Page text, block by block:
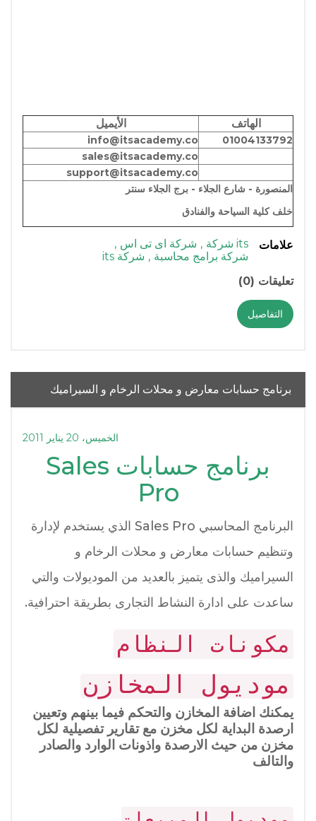
الهاتف الأيميل
01004133792
info@itsacademy.co
sales@itsacademy.co
support@itsacademy.co
المنصورة - شارع الجلاء - برج الجلاء سنتر
خلف كلية السياحة والفنادق
علامات its شركة , شركة اى تى اس ,
شركة برامج محاسبة , شركة its
تعليقات (0)
التفاصيل
برنامج حسابات معارض و محلات الرخام و السيراميك
الخميس، 20 يناير 2011
برنامج حسابات Sales
Pro
البرنامج المحاسبي Sales Pro الذي يستخدم لإدارة
وتنظيم حسابات معارض و محلات الرخام و
السيراميك والذى يتميز بالعديد من الموديولات والتي
ساعدت على ادارة النشاط التجارى بطريقة احترافية.
مكونات النظام
موديول المخازن
يمكنك اضافة المخازن والتحكم فيما بينهم وتعيين
ارصدة البداية لكل مخزن مع تقارير تفصيلية لكل
مخزن من حيث الارصدة واذونات الوارد والصادر
والتالف